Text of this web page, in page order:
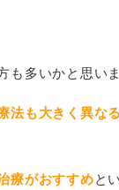
多いかと思いま
法も大きく異なる
療がおすすめと